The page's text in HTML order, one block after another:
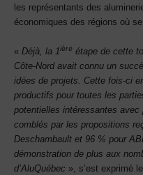
les représentants des
économiques des régions où
« Déjà, la 1ière étape de cette
Côte-Nord avait connu un
idées de projets. Cette fois-ci
productifs pour toutes les
potentielles intéressantes avec
comblés par les propositions
Deschambault et 96 % pour
démonstration de plus aux
d’AluQuébec », s’est exprimé